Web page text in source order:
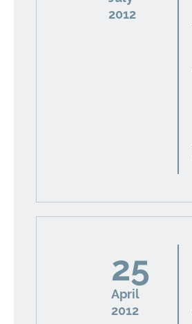
2012
25
April
2012